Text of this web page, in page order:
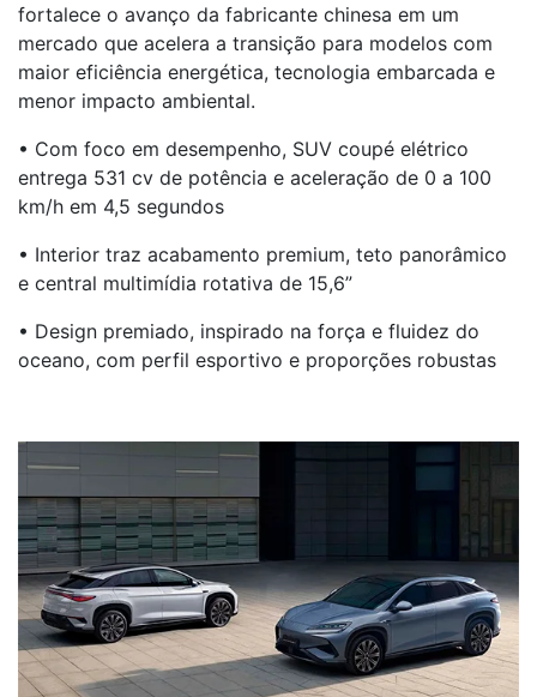
fortalece o avanço da fabricante chinesa em um
mercado que acelera a transição para modelos com
maior eficiência energética, tecnologia embarcada e
menor impacto ambiental.
• Com foco em desempenho, SUV coupé elétrico
entrega 531 cv de potência e aceleração de 0 a 100
km/h em 4,5 segundos
• Interior traz acabamento premium, teto panorâmico
e central multimídia rotativa de 15,6”
• Design premiado, inspirado na força e fluidez do
oceano, com perfil esportivo e proporções robustas